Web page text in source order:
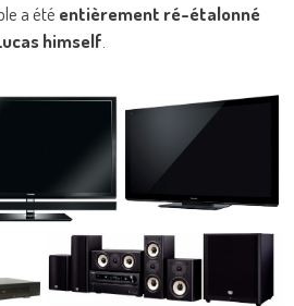
a été entièrement ré-étalonné
himself